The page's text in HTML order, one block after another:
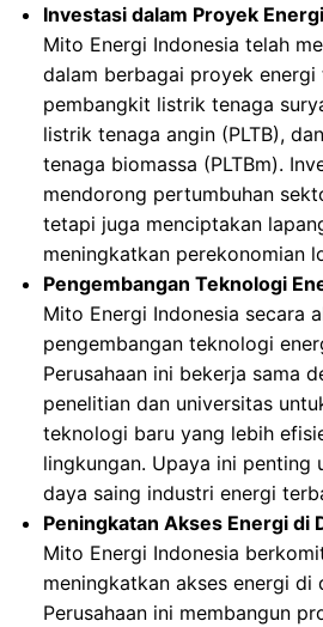
Investasi dalam Proyek
Mito Energi Indonesia telah
dalam berbagai proyek
pembangkit listrik tenaga
listrik tenaga angin (PLTB),
tenaga biomassa (PLTBm).
mendorong pertumbuhan
tetapi juga menciptakan
meningkatkan perekonomian
Pengembangan Teknologi
Mito Energi Indonesia secara
pengembangan teknologi
Perusahaan ini bekerja sama
penelitian dan universitas
teknologi baru yang lebih
lingkungan. Upaya ini penting
daya saing industri energi
Peningkatan Akses Energi di
Mito Energi Indonesia
meningkatkan akses energi di
Perusahaan ini membangun